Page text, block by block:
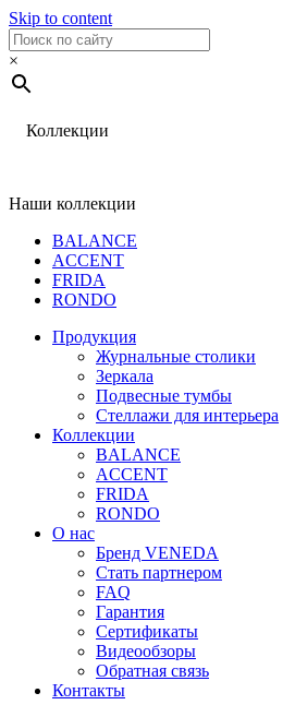
Skip to content
×
Коллекции
Наши коллекции
BALANCE
ACCENT
FRIDA
RONDO
Продукция
Журнальные столики
Зеркала
Подвесные тумбы
Стеллажи для интерьера
Коллекции
BALANCE
ACCENT
FRIDA
RONDO
О нас
Бренд VENEDA
Стать партнером
FAQ
Гарантия
Сертификаты
Видеообзоры
Обратная связь
Контакты